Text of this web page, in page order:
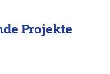
Projekte